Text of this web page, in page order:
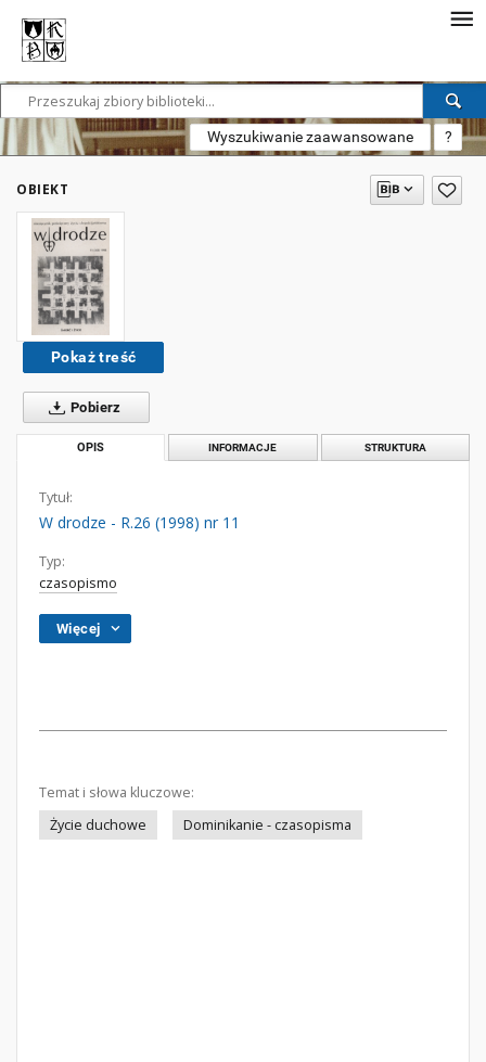
Wyszukiwanie zaawansowane ?
OBIEKT
Pokaż treść
Pobierz
OPIS INFORMACJE STRUKTURA
Tytuł:
W drodze - R.26 (1998) nr 11
Typ:
czasopismo
Więcej
Temat i słowa kluczowe:
Życie duchowe
Dominikanie - czasopisma